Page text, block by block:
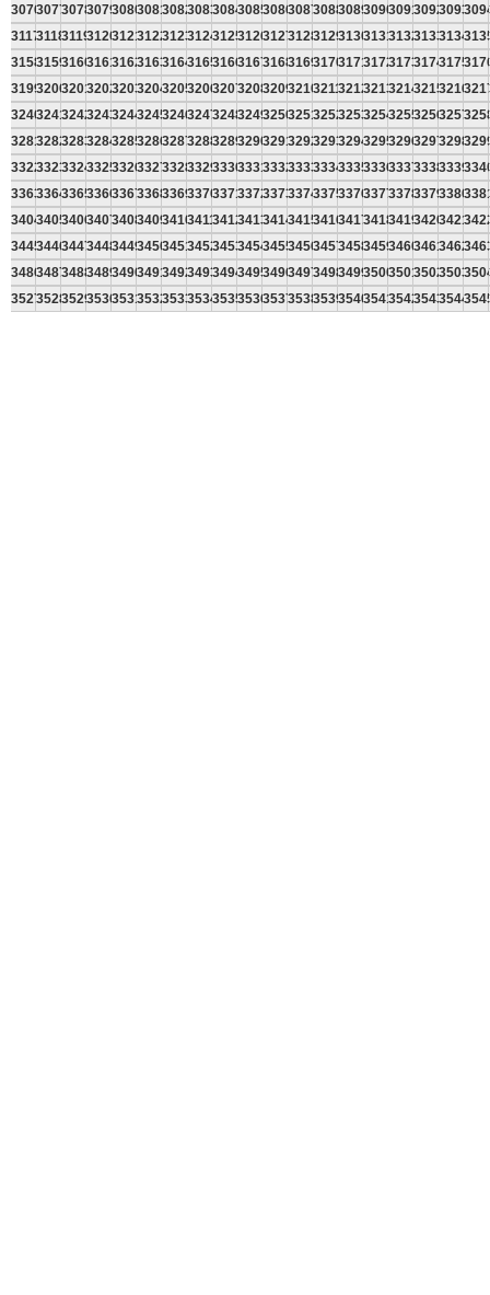
307630773078307930803081308230833084308530863087308830893090309130923093
311731183119312031213122312331243125312631273128312931303131313231333134
315831593160316131623163316431653166316731683169317031713172317331743175
319932003201320232033204320532063207320832093210321132123213321432153216
324032413242324332443245324632473248324932503251325232533254325532563257
328132823283328432853286328732883289329032913292329332943295329632973298
332233233324332533263327332833293330333133323333333433353336333733383339
336333643365336633673368336933703371337233733374337533763377337833793380
340434053406340734083409341034113412341334143415341634173418341934203421
344534463447344834493450345134523453345434553456345734583459346034613462
348634873488348934903491349234933494349534963497349834993500350135023503
352735283529353035313532353335343535353635373538353935403541354235433544